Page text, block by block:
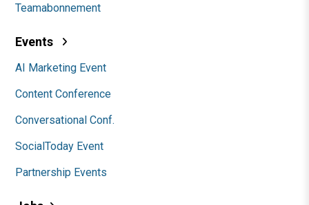
Teamabonnement
Events
AI Marketing Event
Content Conference
Conversational Conf.
SocialToday Event
Partnership Events